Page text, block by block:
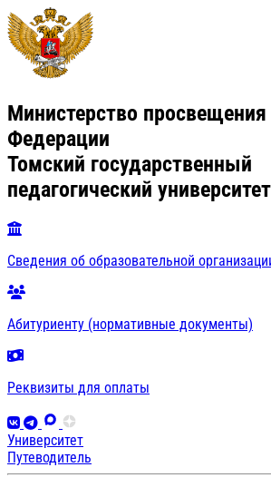
Министерство просвещения
Федерации
Томский государственный
педагогический университет
Сведения об образовательной
Абитуриенту (нормативные документы)
Реквизиты для оплаты
Университет
Путеводитель